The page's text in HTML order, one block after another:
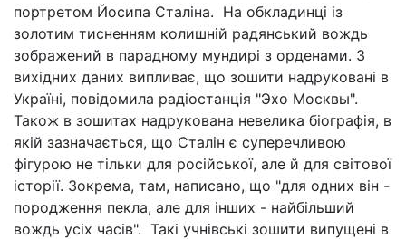
портретом Йосипа Сталіна. На обкладинці із
золотим тисненням колишній радянський вождь
зображений в парадному мундирі з орденами. З
вихідних даних випливає, що зошити надруковані в
Україні, повідомила радіостанція "Эхо Москвы".
Також в зошитах надрукована невелика біографія, в
якій зазначається, що Сталін є суперечливою
фігурою не тільки для російської, але й для світової
історії. Зокрема, там, написано, що "для одних він -
породження пекла, але для інших - найбільший
вождь усіх часів". Такі учнівські зошити випущені в